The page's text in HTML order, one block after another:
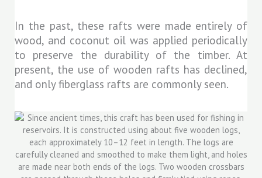
In the past, these rafts were made entirely of
wood, and coconut oil was applied periodically
to preserve the durability of the timber. At
present, the use of wooden rafts has declined,
and only fiberglass rafts are commonly seen.